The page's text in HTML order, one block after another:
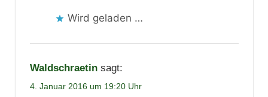
Wird geladen …
Waldschraetin sagt:
4. Januar 2016 um 19:20 Uhr